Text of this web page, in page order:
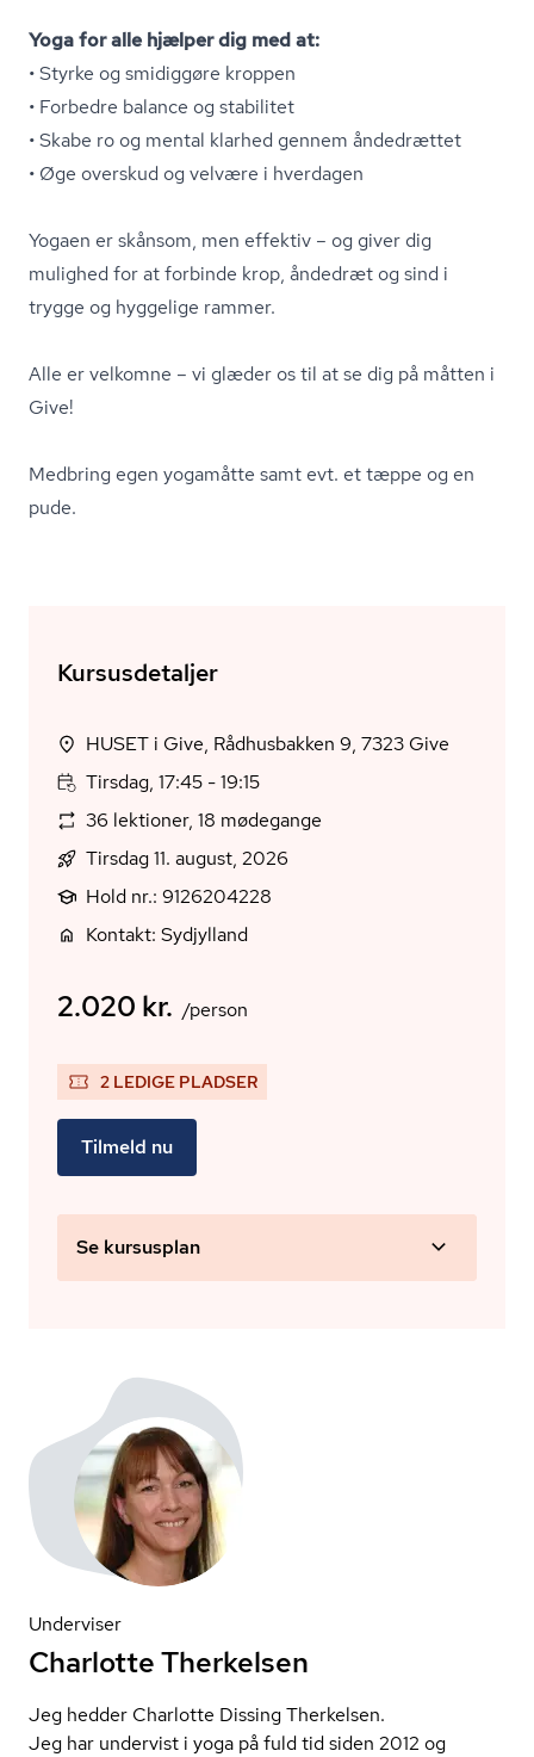
Yoga for alle hjælper dig med at:
• Styrke og smidiggøre kroppen
• Forbedre balance og stabilitet
• Skabe ro og mental klarhed gennem åndedrættet
• Øge overskud og velvære i hverdagen
Yogaen er skånsom, men effektiv – og giver dig
mulighed for at forbinde krop, åndedræt og sind i
trygge og hyggelige rammer.
Alle er velkomne – vi glæder os til at se dig på måtten i
Give!
Medbring egen yogamåtte samt evt. et tæppe og en
pude.
Kursusdetaljer
HUSET i Give, Rådhusbakken 9, 7323 Give
Tirsdag, 17:45 - 19:15
36 lektioner, 18 mødegange
Tirsdag 11. august, 2026
Hold nr.: 9126204228
Kontakt: Sydjylland
2.020 kr. /person
2 LEDIGE PLADSER
Tilmeld nu
Se kursusplan
Underviser
Charlotte Therkelsen
Jeg hedder Charlotte Dissing Therkelsen.
Jeg har undervist i yoga på fuld tid siden 2012 og